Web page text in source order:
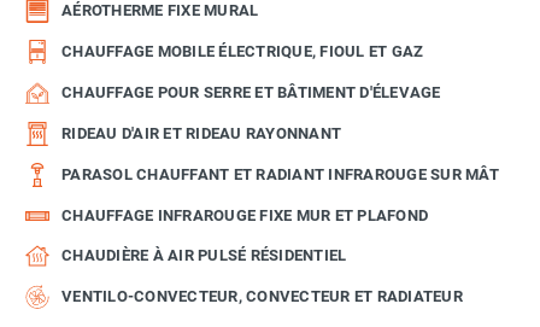
AÉROTHERME FIXE MURAL
CHAUFFAGE MOBILE ÉLECTRIQUE, FIOUL ET GAZ
CHAUFFAGE POUR SERRE ET BÂTIMENT D'ÉLEVAGE
RIDEAU D'AIR ET RIDEAU RAYONNANT
PARASOL CHAUFFANT ET RADIANT INFRAROUGE SUR MÂT
CHAUFFAGE INFRAROUGE FIXE MUR ET PLAFOND
CHAUDIÈRE À AIR PULSÉ RÉSIDENTIEL
VENTILO-CONVECTEUR, CONVECTEUR ET RADIATEUR